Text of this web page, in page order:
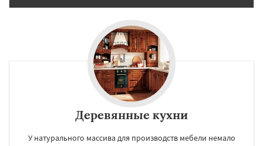
Деревянные кухни
У натурального массива для производств мебели немало